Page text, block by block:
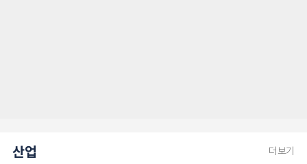
산업 더보기